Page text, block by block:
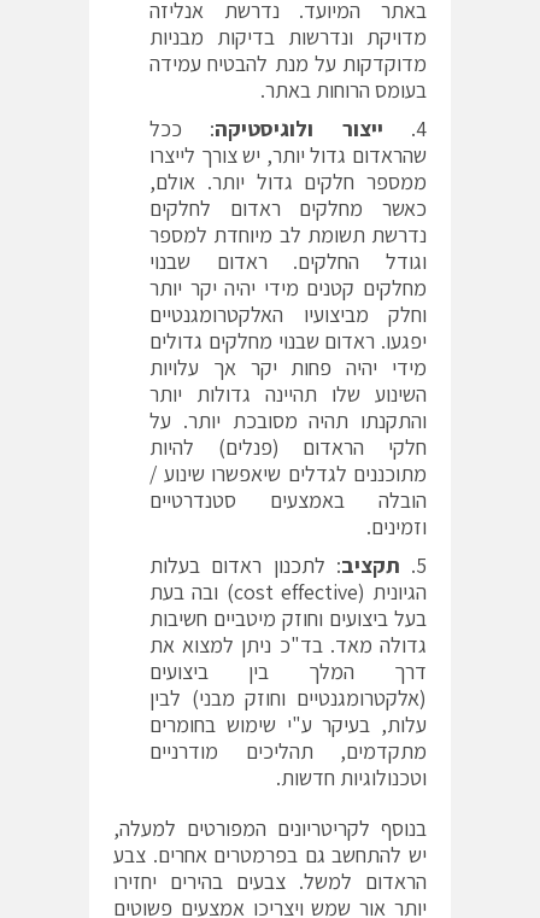
באתר המיועד. נדרשת אנליזה
מדויקת ונדרשות בדיקות מבניות
מדוקדקות על מנת להבטיח עמידה
בעומס הרוחות באתר.
ייצור ולוגיסטיקה: ככל
שהראדום גדול יותר, יש צורך לייצרו
ממספר חלקים גדול יותר. אולם,
כאשר מחלקים ראדום לחלקים
נדרשת תשומת לב מיוחדת למספר
וגודל החלקים. ראדום שבנוי
מחלקים קטנים מידי יהיה יקר יותר
וחלק מביצועיו האלקטרומגנטיים
יפגעו. ראדום שבנוי מחלקים גדולים
מידי יהיה פחות יקר אך עלויות
השינוע שלו תהיינה גדולות יותר
והתקנתו תהיה מסובכת יותר. על
חלקי הראדום (פנלים) להיות
מתוכננים לגדלים שיאפשרו שינוע /
הובלה באמצעים סטנדרטיים
וזמינים.
תקציב: לתכנון ראדום בעלות
הגיונית (cost effective) ובה בעת
בעל ביצועים וחוזק מיטביים חשיבות
גדולה מאד. בד"כ ניתן למצוא את
דרך המלך בין ביצועים
(אלקטרומגנטיים וחוזק מבני) לבין
עלות, בעיקר ע"י שימוש בחומרים
מתקדמים, תהליכים מודרניים
וטכנולוגיות חדשות.
בנוסף לקריטריונים המפורטים למעלה,
יש להתחשב גם בפרמטרים אחרים. צבע
הראדום למשל. צבעים בהירים יחזירו
יותר אור שמש ויצריכו אמצעים פשוטים